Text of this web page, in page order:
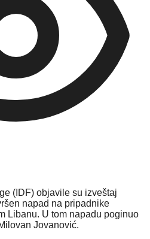
(IDF) objavile su izveštaj
napad na pripadnike
Libanu. U tom napadu poginuo
Jovanović.